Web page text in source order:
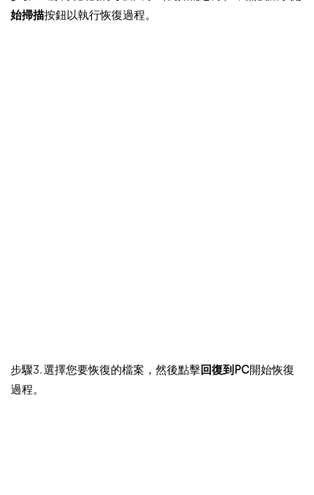
始掃描按鈕以執行恢復過程。
步驟3. 選擇您要恢復的檔案，然後點擊回復到PC開始恢復
過程。